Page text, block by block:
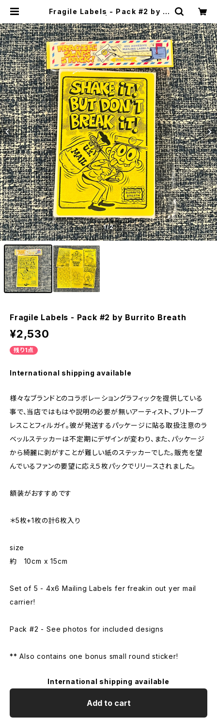
Fragile Labels - Pack #2 by B
1/2
Fragile Labels - Pack #2 by Burrito Breath
¥2,530
残り1点
International shipping available
様々なブランドとのコラボレーショングラフィックを提供している
事で、当店ではもはや説明の必要が無いアーティスト、ブリトーブ
レスことフィルガイ。彼が発送するパッケージに貼る取扱注意のラ
ベッルステッカーは不定期にデザインが変わり、また、パッケージ
から綺麗に剥がすことが難しい紙のステッカーでした。販売を望
んでいるファンの要望に応え５枚パックでリリースされました。
額装がおすすめです
＊5枚+1枚の計6枚入り
size
約 10cm x 15cm
Set of 5 - 4x6 Mailing Labels fer freakin out yer mail
carrier!
Pack #2 - See photos for included designs
** Also contains one bonus small round sticker!
International shipping available
Add to cart